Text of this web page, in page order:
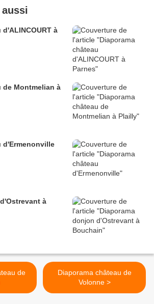
aussi
à
de Montmelian à
d'Ermenonville
à
Diaporama château de
Volonne >